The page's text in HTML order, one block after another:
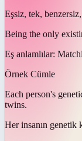
Eşsiz, tek,
Being the only
Eş anlamlılar:
Örnek Cümle
Each person's
twins.
Her insanın genetik